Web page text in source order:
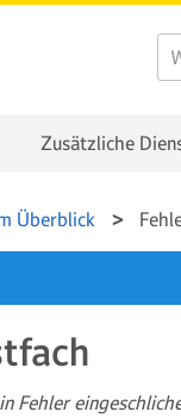
Zusätzliche
Überblick
Fehler